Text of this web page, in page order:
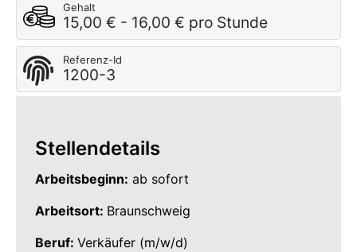
Gehalt
15,00 € - 16,00 € pro Stunde
Referenz-Id
1200-3
Stellendetails
Arbeitsbeginn: ab sofort
Arbeitsort: Braunschweig
Beruf: Verkäufer (m/w/d)